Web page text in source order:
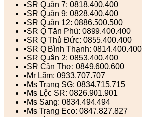
▪️SR Quận 7: 0818.400.400
▪️SR Quận 9: 0828.400.400
▪️SR Quận 12: 0886.500.500
▪️SR Q.Tân Phú: 0899.400.400
▪️SR Q.Thủ Đức: 0855.400.400
▪️SR Q.Bình Thạnh: 0814.400.400
▪️SR Quận 2: 0853.400.400
▪️SR Cần Thơ: 0849.600.600
▪️Mr Lãm: 0933.707.707
▪️Ms Trang SG: 0834.715.715
▪️Ms Lộc SR: 0826.901.901
▪️Ms Sang: 0834.494.494
▪️Ms Trang Eco: 0847.827.827